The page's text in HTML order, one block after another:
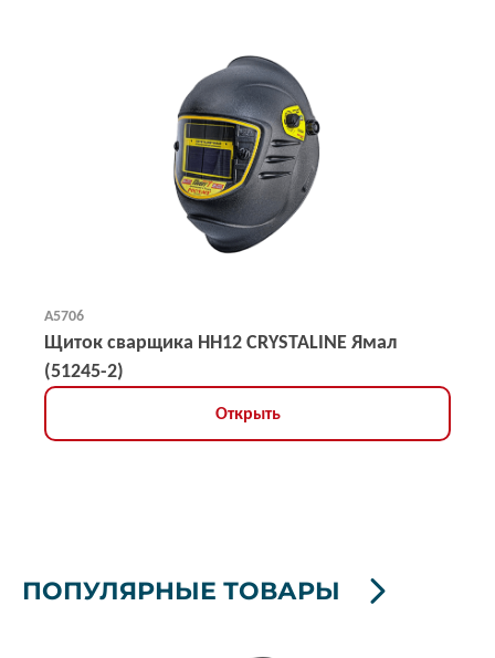
А5706
Щиток сварщика НН12 CRYSTALINE Ямал
(51245-2)
Открыть
ПОПУЛЯРНЫЕ ТОВАРЫ